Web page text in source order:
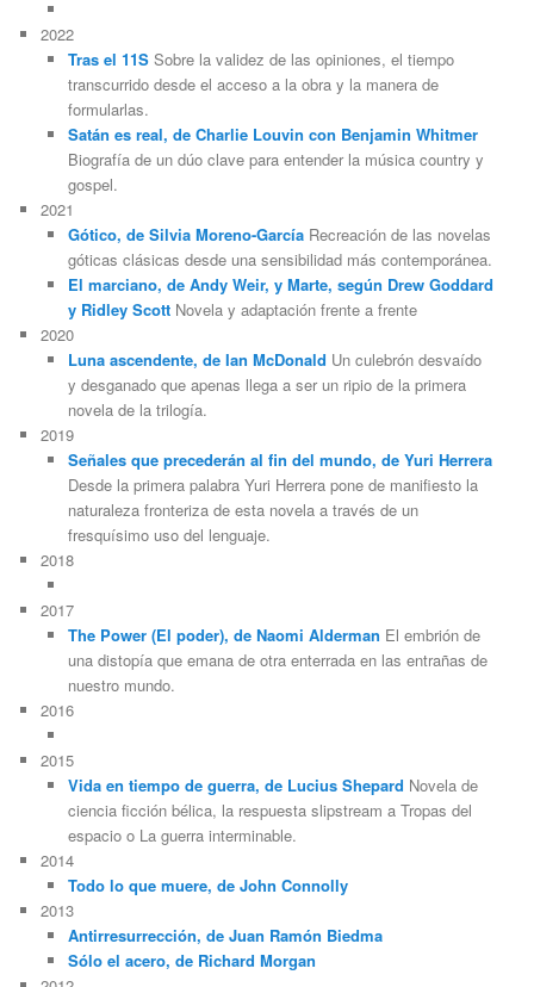
2022
Tras el 11SSobre la validez de las opiniones, el tiempo
transcurrido desde el acceso a la obra y la manera de
formularlas.
Satán es real, de Charlie Louvin con Benjamin Whitmer
Biografía de un dúo clave para entender la música country y
gospel.
2021
Gótico, de Silvia Moreno-GarcíaRecreación de las novelas
góticas clásicas desde una sensibilidad más contemporánea.
El marciano, de Andy Weir, y Marte, según Drew Goddard
y Ridley ScottNovela y adaptación frente a frente
2020
Luna ascendente, de Ian McDonald Un culebrón desvaído
y desganado que apenas llega a ser un ripio de la primera
novela de la trilogía.
2019
Señales que precederán al fin del mundo, de Yuri Herrera
Desde la primera palabra Yuri Herrera pone de manifiesto la
naturaleza fronteriza de esta novela a través de un
fresquísimo uso del lenguaje.
2018
2017
The Power (El poder), de Naomi Alderman El embrión de
una distopía que emana de otra enterrada en las entrañas de
nuestro mundo.
2016
2015
Vida en tiempo de guerra, de Lucius Shepard Novela de
ciencia ficción bélica, la respuesta slipstream a Tropas del
espacio o La guerra interminable.
2014
Todo lo que muere, de John Connolly
2013
Antirresurrección, de Juan Ramón Biedma
Sólo el acero, de Richard Morgan